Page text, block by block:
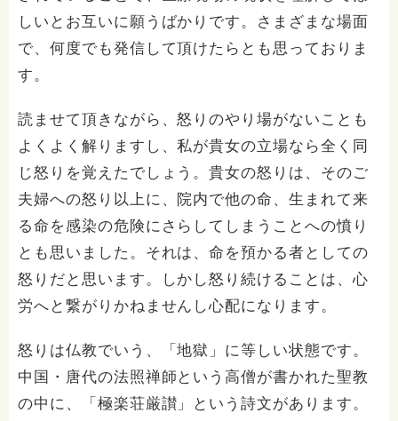
しいとお互いに願うばかりです。さまざまな場面
で、何度でも発信して頂けたらとも思っておりま
す。
読ませて頂きながら、怒りのやり場がないことも
よくよく解りますし、私が貴女の立場なら全く同
じ怒りを覚えたでしょう。貴女の怒りは、そのご
夫婦への怒り以上に、院内で他の命、生まれて来
る命を感染の危険にさらしてしまうことへの憤り
とも思いました。それは、命を預かる者としての
怒りだと思います。しかし怒り続けることは、心
労へと繋がりかねませんし心配になります。
怒りは仏教でいう、「地獄」に等しい状態です。
中国・唐代の法照禅師という高僧が書かれた聖教
の中に、「極楽荘厳讃」という詩文があります。